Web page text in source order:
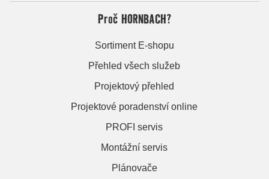
Proč HORNBACH?
Sortiment E-shopu
Přehled všech služeb
Projektový přehled
Projektové poradenství online
PROFI servis
Montážní servis
Plánovače